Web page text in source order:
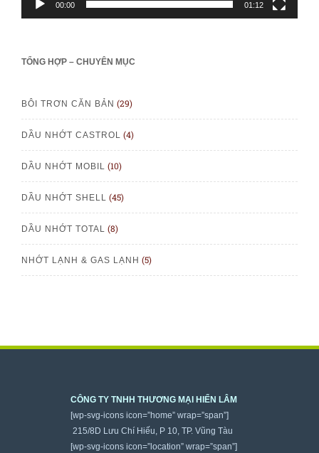
00:00 01:12
TỔNG HỢP – CHUYÊN MỤC
BÔI TRƠN CĂN BẢN (29)
DẦU NHỚT CASTROL (4)
DẦU NHỚT MOBIL (10)
DẦU NHỚT SHELL (45)
DẦU NHỚT TOTAL (8)
NHỚT LẠNH & GAS LẠNH (5)
CÔNG TY TNHH THƯƠNG MẠI HIỂN LÂM
[wp-svg-icons icon=”home” wrap=”span”]
215/8D Lưu Chí Hiếu, P 10, TP. Vũng Tàu
[wp-svg-icons icon=”location” wrap=”span”]